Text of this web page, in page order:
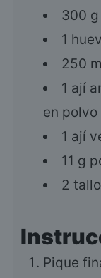
300 g
1
250
1 ají
en polvo
1 ají
11 g
2
Pique